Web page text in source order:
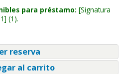
para préstamo: Signatura
(1).
reserva
al carrito